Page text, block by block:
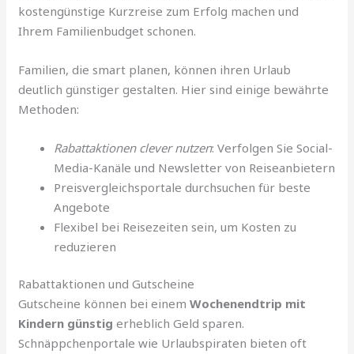
kostengünstige Kurzreise zum Erfolg machen und
Ihrem Familienbudget schonen.
Familien, die smart planen, können ihren Urlaub
deutlich günstiger gestalten. Hier sind einige bewährte
Methoden:
Rabattaktionen clever nutzen: Verfolgen Sie Social-
Media-Kanäle und Newsletter von Reiseanbietern
Preisvergleichsportale durchsuchen für beste
Angebote
Flexibel bei Reisezeiten sein, um Kosten zu
reduzieren
Rabattaktionen und Gutscheine
Gutscheine können bei einemWochenendtrip mit
Kindern günstig erheblich Geld sparen.
Schnäppchenportale wie Urlaubspiraten bieten oft